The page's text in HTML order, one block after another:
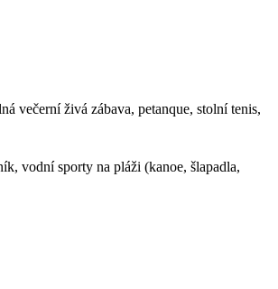
večerní živá zábava, petanque, stolní tenis,
vodní sporty na pláži (kanoe, šlapadla,